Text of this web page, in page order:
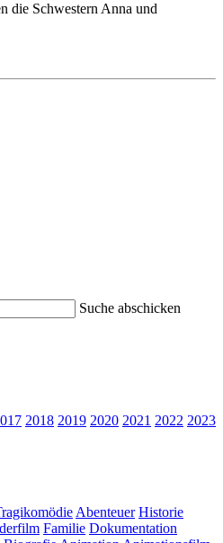
die Schwestern Anna und
Suche abschicken
2018 2019 2020 2021 2022 2023
Abenteuer Historie
Familie Dokumentation